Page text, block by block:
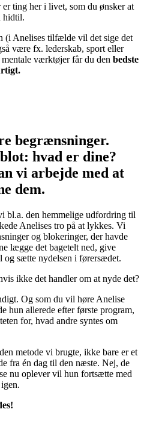
ting her i livet, som du ønsker at
hidtil.
(i Anelises tilfælde vil det sige det
være fx. lederskab, sport eller
værktøjer får du den bedste
begrænsninger.
hvad er dine?
vi arbejde med at
dem.
bl.a. den hemmelige udfordring til
Anelises tro på at lykkes. Vi
og blokeringer, der havde
lægge det bagetelt ned, give
og sætte nydelsen i førersædet.
ikke det handler om at nyde det?
Og som du vil høre Anelise
hun allerede efter første program,
for, hvad andre syntes om
metode vi brugte, ikke bare er et
fra én dag til den næste. Nej, de
nu oplever vil hun fortsætte med